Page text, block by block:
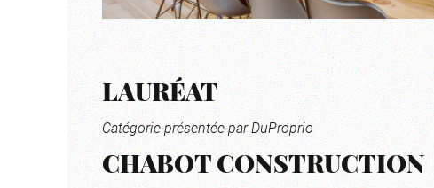
LAURÉAT
Catégorie présentée par DuProprio
CHABOT CONSTRUCTION